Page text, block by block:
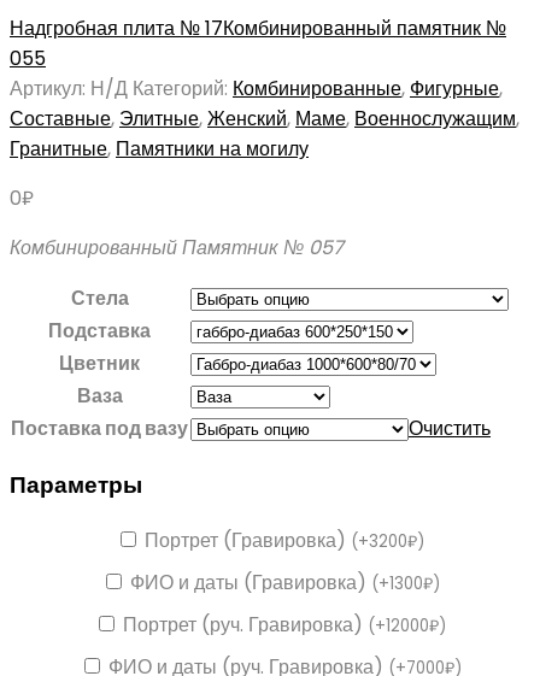
Надгробная плита № 17Комбинированный памятник №
055
Артикул: Н/Д Категорий: Комбинированные, Фигурные,
Составные, Элитные,Женский, Маме, Военнослужащим,
Гранитные, Памятники на могилу
0₽
Комбинированный Памятник № 057
Стела
Подставка
Цветник
Ваза
Поставка под вазу
Очистить
Параметры
Портрет (Гравировка) (+3200₽)
ФИО и даты (Гравировка) (+1300₽)
Портрет (руч. Гравировка) (+12000₽)
ФИО и даты (руч. Гравировка) (+7000₽)